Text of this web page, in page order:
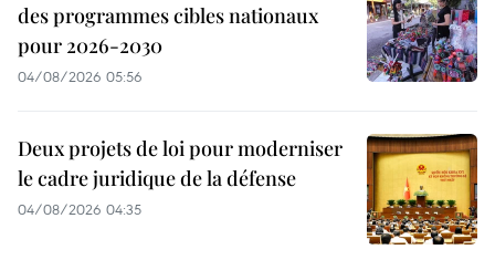
des programmes cibles nationaux
pour 2026-2030
04/08/2026 05:56
Deux projets de loi pour moderniser
le cadre juridique de la défense
04/08/2026 04:35